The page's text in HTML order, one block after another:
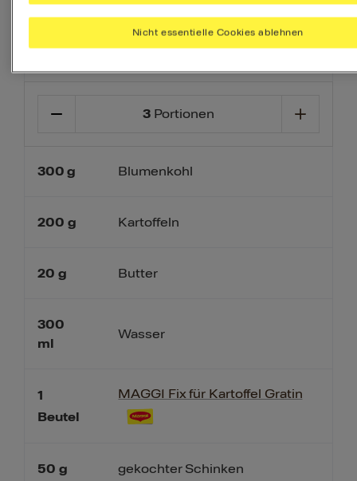
Zutaten
3 Portionen
300 g
200 g
20 g
300
ml
1
Beutel
50 g
Blumenkohl
Kartoffeln
Butter
Wasser
MAGGI Fix für Kartoffel Gratin
gekochter Schinken
Nicht essentielle Cookies ablehnen